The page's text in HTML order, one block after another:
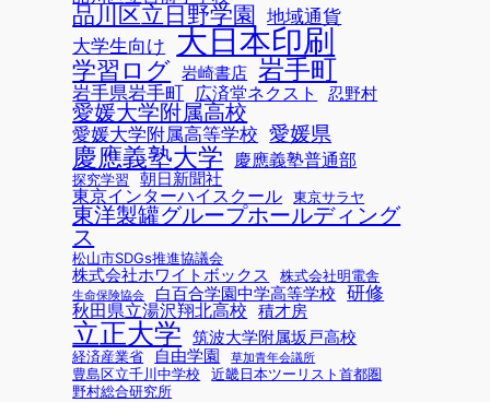
品川区立日野学園 地域通貨
大学生向け
大日本印刷
学習ログ 岩崎書店 岩手町
岩手県岩手町 広済堂ネクスト 忍野村
愛媛大学附属高校
愛媛大学附属高等学校 愛媛県
慶應義塾大学 慶應義塾普通部
探究学習 朝日新聞社
東京インターハイスクール 東京サラヤ
東洋製罐グループホールディング
ス
松山市SDGs推進協議会
株式会社ホワイトボックス 株式会社明電舎
生命保険協会 白百合学園中学高等学校 研修
秋田県立湯沢翔北高校 積才房
立正大学 筑波大学附属坂戸高校
経済産業省 自由学園 草加青年会議所
豊島区立千川中学校
近畿日本ツーリスト首都圏
野村総合研究所